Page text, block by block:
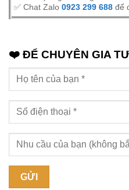
✅ Chat Zalo 0923 299 688 để
❤️ ĐỂ CHUYÊN GIA